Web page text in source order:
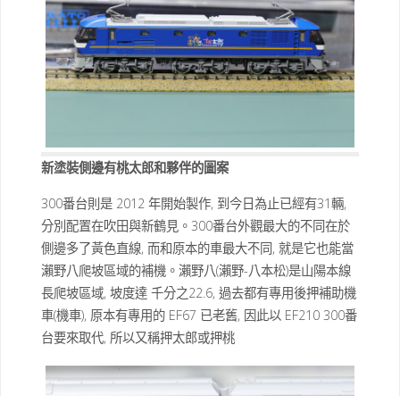
新塗裝側邊有桃太郎和夥伴的圖案
300番台則是 2012 年開始製作, 到今日為止已經有31輛,
分別配置在吹田與新鶴見。300番台外觀最大的不同在於
側邊多了黃色直線, 而和原本的車最大不同, 就是它也能當
瀨野八爬坡區域的補機。瀨野八(瀨野-八本松)是山陽本線
長爬坡區域, 坡度達 千分之22.6, 過去都有專用後押補助機
車(機車), 原本有專用的 EF67 已老舊, 因此以 EF210 300番
台要來取代, 所以又稱押太郎或押桃